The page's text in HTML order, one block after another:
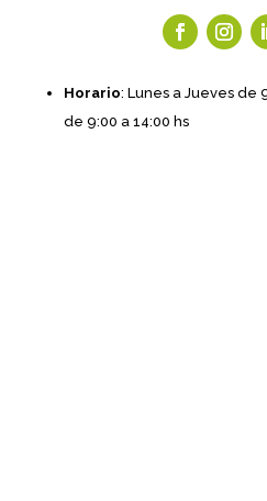
Horario: Lunes a Jueves de
de 9:00 a 14:00 hs